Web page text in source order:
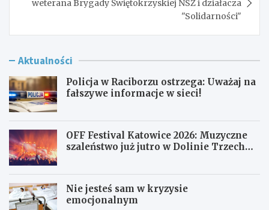
weterana Brygady Świętokrzyskiej NSZ i działacza
"Solidarności"
Aktualności
Policja w Raciborzu ostrzega: Uważaj na
fałszywe informacje w sieci!
OFF Festival Katowice 2026: Muzyczne
szaleństwo już jutro w Dolinie Trzech
Nie jesteś sam w kryzysie
emocjonalnym